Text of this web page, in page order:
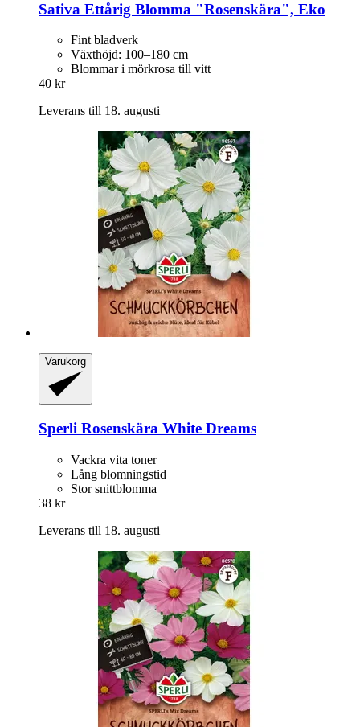
Sativa Ettårig Blomma "Rosenskära", Eko
Fint bladverk
Växthöjd: 100–180 cm
Blommar i mörkrosa till vitt
40 kr
Leverans till 18. augusti
Varukorg
Sperli Rosenskära White Dreams
Vackra vita toner
Lång blomningstid
Stor snittblomma
38 kr
Leverans till 18. augusti